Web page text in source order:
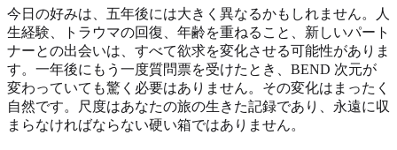
今日の好みは、五年後には大きく異なるかもしれません。人
生経験、トラウマの回復、年齢を重ねること、新しいパート
ナーとの出会いは、すべて欲求を変化させる可能性がありま
す。一年後にもう一度質問票を受けたとき、BEND 次元が
変わっていても驚く必要はありません。その変化はまったく
自然です。尺度はあなたの旅の生きた記録であり、永遠に収
まらなければならない硬い箱ではありません。